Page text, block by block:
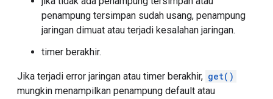
penampung tersimpan sudah usang, penampung
jaringan dimuat atau terjadi kesalahan jaringan.
timer berakhir.
Jika terjadi error jaringan atau timer berakhir, get()
mungkin menampilkan penampung default atau